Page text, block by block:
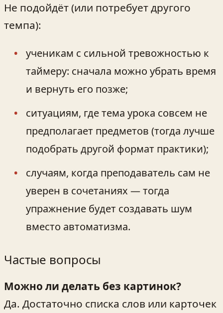
Не подойдёт (или потребует другого
темпа):
ученикам с сильной тревожностью к
таймеру: сначала можно убрать время
и вернуть его позже;
ситуациям, где тема урока совсем не
предполагает предметов (тогда лучше
подобрать другой формат практики);
случаям, когда преподаватель сам не
уверен в сочетаниях — тогда
упражнение будет создавать шум
вместо автоматизма.
Частые вопросы
Можно ли делать без картинок?
Да. Достаточно списка слов или карточек